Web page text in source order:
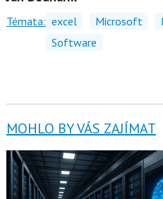
Témata: excel Microsoft
Software
MOHLO BY VÁS ZAJÍMAT